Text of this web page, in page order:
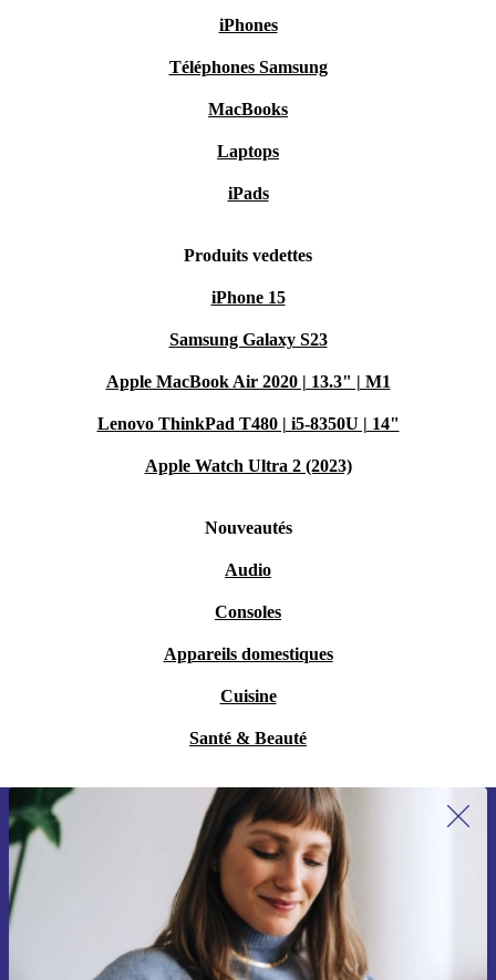
iPhones
Téléphones Samsung
MacBooks
Laptops
iPads
Produits vedettes
iPhone 15
Samsung Galaxy S23
Apple MacBook Air 2020 | 13.3" | M1
Lenovo ThinkPad T480 | i5-8350U | 14"
Apple Watch Ultra 2 (2023)
Nouveautés
Audio
Consoles
Appareils domestiques
Cuisine
Santé & Beauté
Recevoir offres et infos de refurbed
par mail
Ne manquez plus aucune offre.